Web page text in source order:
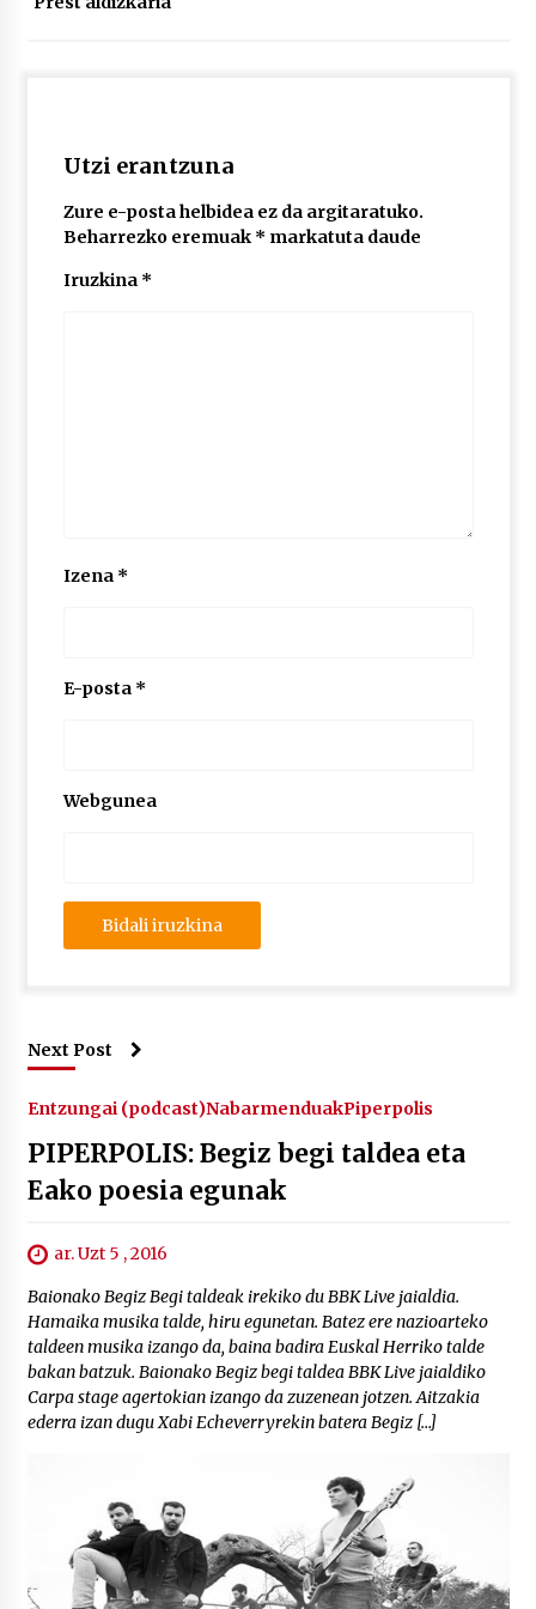
Utzi erantzuna
Zure e-posta helbidea ez da argitaratuko.
Beharrezko eremuak * markatuta daude
Iruzkina *
Izena *
E-posta *
Webgunea
Next Post
Entzungai (podcast)NabarmenduakPiperpolis
PIPERPOLIS: Begiz begi taldea eta
Eako poesia egunak
ar. Uzt 5 , 2016
Baionako Begiz Begi taldeak irekiko du BBK Live jaialdia.
Hamaika musika talde, hiru egunetan. Batez ere nazioarteko
taldeen musika izango da, baina badira Euskal Herriko talde
bakan batzuk. Baionako Begiz begi taldea BBK Live jaialdiko
Carpa stage agertokian izango da zuzenean jotzen. Aitzakia
ederra izan dugu Xabi Echeverryrekin batera Begiz […]